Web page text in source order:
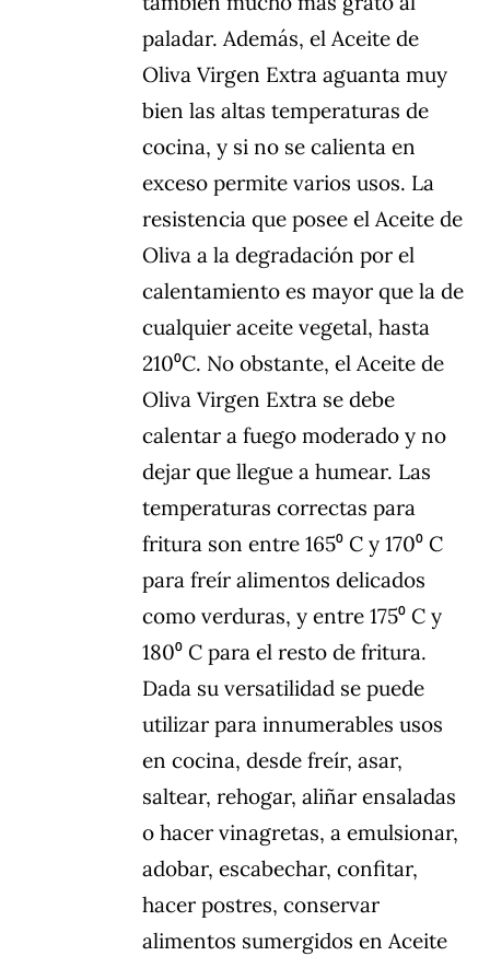
paladar. Además, el Aceite de
Oliva Virgen Extra aguanta muy
bien las altas temperaturas de
cocina, y si no se calienta en
exceso permite varios usos. La
resistencia que posee el Aceite de
Oliva a la degradación por el
calentamiento es mayor que la de
cualquier aceite vegetal, hasta
210⁰C. No obstante, el Aceite de
Oliva Virgen Extra se debe
calentar a fuego moderado y no
dejar que llegue a humear. Las
temperaturas correctas para
fritura son entre 165⁰ C y 170⁰ C
para freír alimentos delicados
como verduras, y entre 175⁰ C y
180⁰ C para el resto de fritura.
Dada su versatilidad se puede
utilizar para innumerables usos
en cocina, desde freír, asar,
saltear, rehogar, aliñar ensaladas
o hacer vinagretas, a emulsionar,
adobar, escabechar, confitar,
hacer postres, conservar
alimentos sumergidos en Aceite